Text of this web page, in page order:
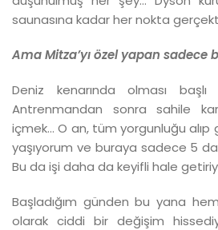
saunasına kadar her nokta
Ama Mitza’yı özel yapan sadece
Deniz kenarında olması başlı
Antrenmandan sonra sahile
içmek… O an, tüm yorgunluğu alıp
yaşıyorum ve buraya sadece 5
Bu da işi daha da keyifli hale
Başladığım günden bu yana
olarak ciddi bir değişim